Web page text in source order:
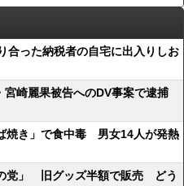
合った納税者の自宅に出入りしお
宮崎麗果被告へのDV事案で逮捕
焼き」で食中毒 男女14人が発熱
党」 旧グッズ半額で販売 どう